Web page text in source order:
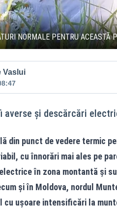
NORMALE PENTRU ACEASTĂ
Vaslui
averse și descărcări
din punct de vedere termic
cu înnorări mai ales pe
în zona montantă și
și în Moldova, nordul
cu ușoare intensificări la